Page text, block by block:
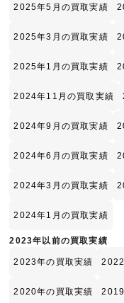
2025年5月の買取実績
2025年3月の買取実績
2025年1月の買取実績
2024年11月の買取実績
2024年9月の買取実績
2024年6月の買取実績
2024年3月の買取実績
2024年1月の買取実績
2023年以前の買取実績
2023年の買取実績
2020年の買取実績